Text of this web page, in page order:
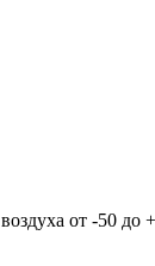
от -50